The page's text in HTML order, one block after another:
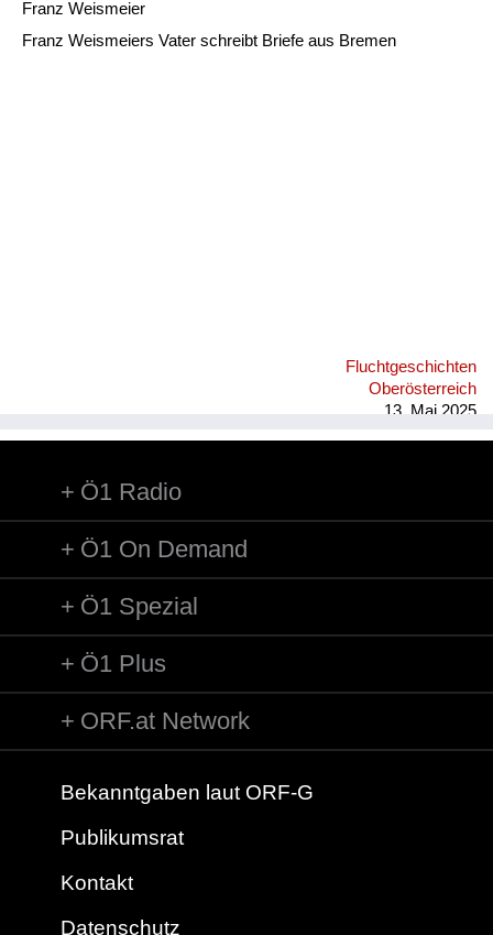
Franz Weismeier
Franz Weismeiers Vater schreibt Briefe aus Bremen
Fluchtgeschichten
Oberösterreich
13. Mai 2025
Ö1 Radio
Ö1 On Demand
Ö1 Spezial
Ö1 Plus
ORF.at Network
Bekanntgaben laut ORF-G
Publikumsrat
Kontakt
Datenschutz